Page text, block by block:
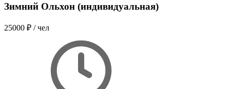
Зимний Ольхон (индивидуальная)
25000 ₽ / чел